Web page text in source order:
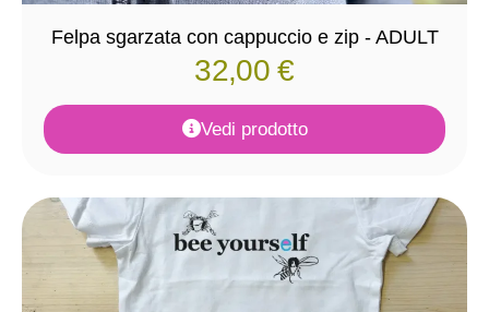
Felpa sgarzata con cappuccio e zip - ADULT
32,00€
Vedi prodotto